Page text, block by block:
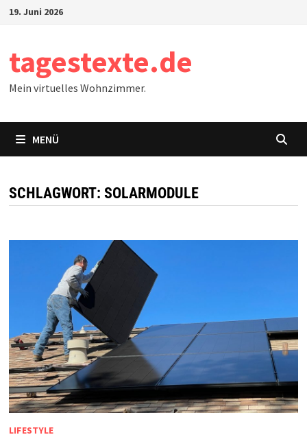
Zum19. Juni 2026
tagestexte.de
Mein virtuelles Wohnzimmer.
MENÜ
SCHLAGWORT: SOLARMODULE
LIFESTYLE